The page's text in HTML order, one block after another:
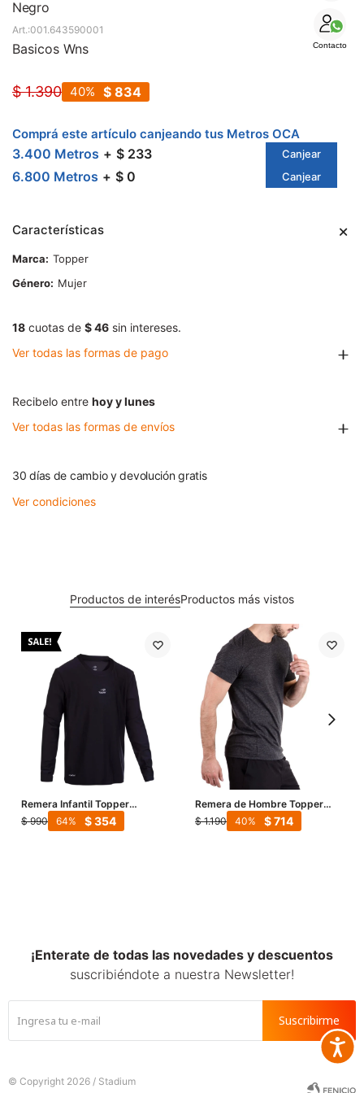
Negro
Contacto
001.643590001
Basicos Wns
$ 1.390 $ 834
40
Comprá este artículo canjeando tus Metros OCA
3.400 Metros $ 233 Canjear
6.800 Metros $ 0 Canjear
Características
Marca
Topper
Género
Mujer
18 cuotas de $ 46 sin intereses.
Ver todas las formas de pago
Recibelo entre hoy y lunes
Ver todas las formas de envíos
30 días de cambio y devolución gratis
Ver condiciones
Productos de interésProductos más vistos
Remera Infantil Topper
M/Larga Jrs - Negro
$ 990 $354
64
Remera de Hombre Topper
Poly - Negro
$ 1.190 $714
40
¡Enterate de todas las novedades y descuentos
suscribiéndote a nuestra Newsletter!
Suscribirme
© Copyright 2026 / Stadium